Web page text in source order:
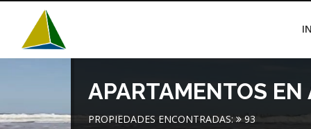
APARTAMENTOS EN
PROPIEDADES ENCONTRADAS: 93